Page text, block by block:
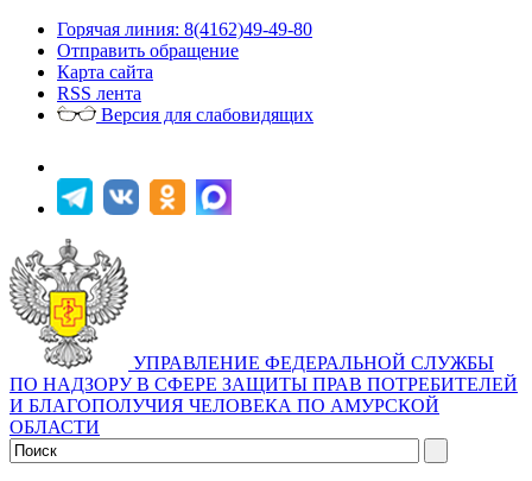
Горячая линия: 8(4162)49-49-80
Отправить обращение
Карта сайта
RSS лента
Версия для слабовидящих
УПРАВЛЕНИЕ ФЕДЕРАЛЬНОЙ СЛУЖБЫ
ПО НАДЗОРУ В СФЕРЕ ЗАЩИТЫ ПРАВ ПОТРЕБИТЕЛЕЙ
И БЛАГОПОЛУЧИЯ ЧЕЛОВЕКА ПО АМУРСКОЙ
ОБЛАСТИ